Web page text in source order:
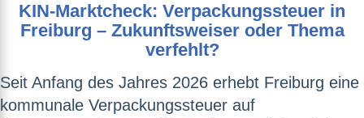
KIN-Marktcheck: Verpackungssteuer in
Freiburg – Zukunftsweiser oder Thema
verfehlt?
Seit Anfang des Jahres 2026 erhebt Freiburg eine
kommunale Verpackungssteuer auf